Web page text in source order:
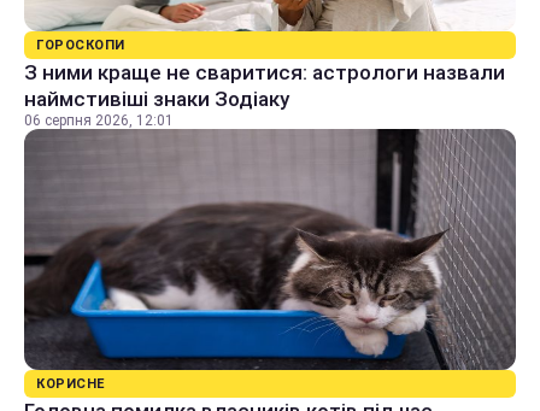
ГОРОСКОПИ
З ними краще не сваритися: астрологи назвали
наймстивіші знаки Зодіаку
06 серпня 2026, 12:01
КОРИСНЕ